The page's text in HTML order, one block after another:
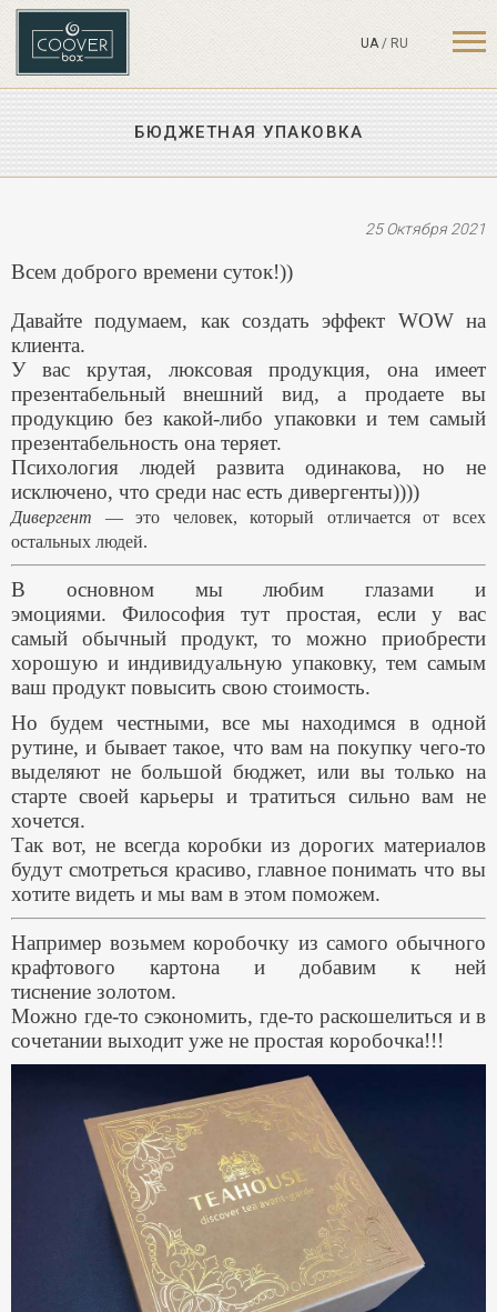
UA / RU
БЮДЖЕТНАЯ УПАКОВКА
25 Октября 2021
Всем доброго времени суток!))
Давайте подумаем, как создать эффект WOW на
клиента.
У вас крутая, люксовая продукция, она имеет
презентабельный внешний вид, а продаете вы
продукцию без какой-либо упаковки и тем самый
презентабельность она теряет.
Психология людей развита одинакова, но не
исключено, что среди нас есть дивергенты))))
Дивергент — это человек, который отличается от всех
остальных людей.
В основном мы любим глазами и
эмоциями.Философия тут простая, если у вас
самый обычный продукт, то можно приобрести
хорошую и индивидуальную упаковку, тем самым
ваш продукт повысить свою стоимость.
Но будем честными, все мы находимся в одной
рутине, и бывает такое, что вам на покупку чего-то
выделяют не большой бюджет, или вы только на
старте своей карьеры и тратиться сильно вам не
хочется.
Так вот, не всегда коробки из дорогих материалов
будут смотреться красиво, главное понимать что вы
хотите видеть и мы вам в этом поможем.
Например возьмем коробочку из самого обычного
крафтового картона и добавим к ней
тиснение золотом.
Можно где-то сэкономить, где-то раскошелиться и в
сочетании выходит уже не простая коробочка!!!